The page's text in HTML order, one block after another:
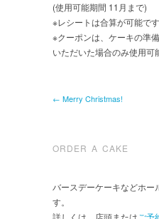
(使用可能期間 11月まで)
※レシートは合算が可能で
※クーポンは、ケーキの準
いただいた場合のみ使用可
← Merry Christmas!
ORDER A CAKE
バースデーケーキなどホー
す。